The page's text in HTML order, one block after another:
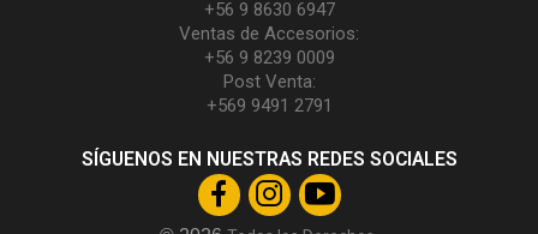
+56 9 8630 6947
Ventas de Accesorios:
+56 9 8239 0009
Post Venta:
+569 9491 2791
SÍGUENOS EN NUESTRAS REDES SOCIALES